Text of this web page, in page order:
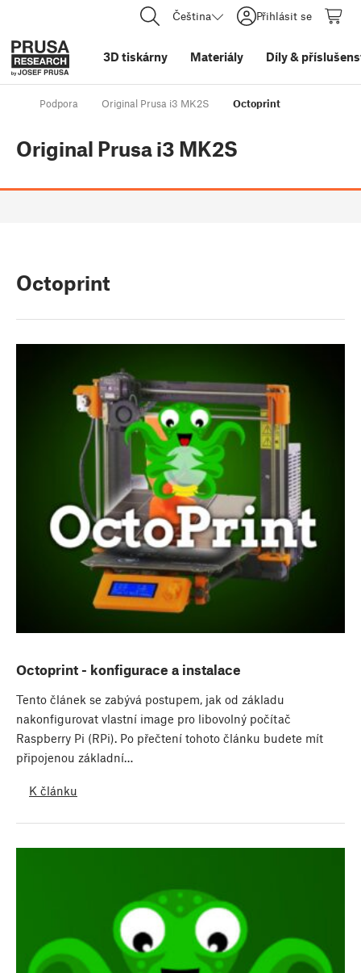
Čeština Přihlásit se
3D tiskárny Materiály Díly&
Podpora Original Prusa i3 MK2S Octoprint
Original Prusa i3 MK2S
Octoprint
Octoprint - konfigurace a instalace
Tento článek se zabývá postupem, jak od základu
nakonfigurovat vlastní image pro libovolný počítač
Raspberry Pi (RPi). Po přečtení tohoto článku budete mít
připojenou základní…
K článku